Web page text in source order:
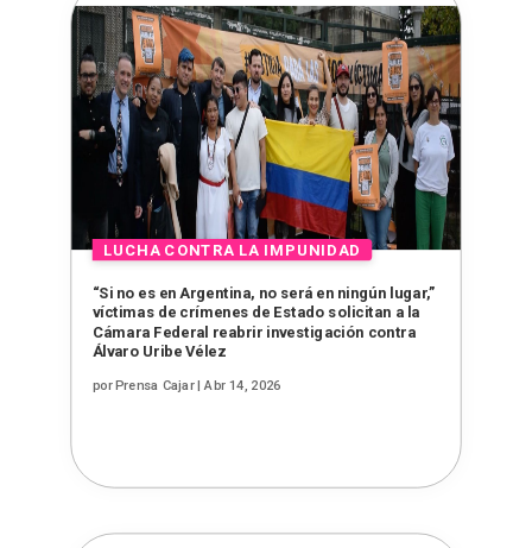
“Si no es en Argentina, no será en ningún lugar,”
víctimas de crímenes de Estado solicitan a la
Cámara Federal reabrir investigación contra
Álvaro Uribe Vélez
porPrensa Cajar| Abr 14, 2026